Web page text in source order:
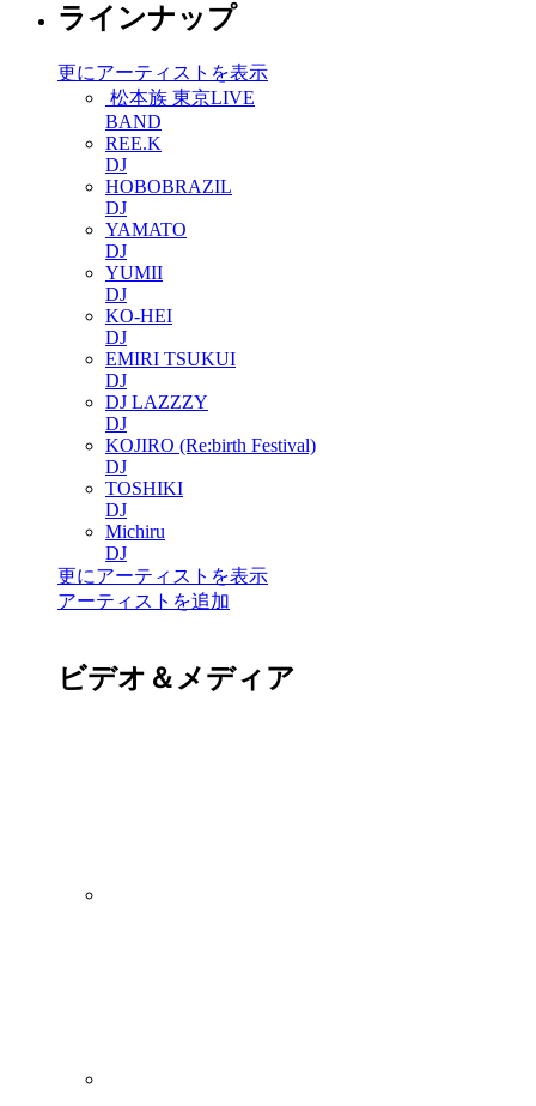
ラインナップ
更にアーティストを表示
松本族 東京LIVE
BAND
REE.K
DJ
HOBOBRAZIL
DJ
YAMATO
DJ
YUMII
DJ
KO-HEI
DJ
EMIRI TSUKUI
DJ
DJ LAZZZY
DJ
KOJIRO (Re:birth Festival)
DJ
TOSHIKI
DJ
Michiru
DJ
更にアーティストを表示
アーティストを追加
ビデオ＆メディア